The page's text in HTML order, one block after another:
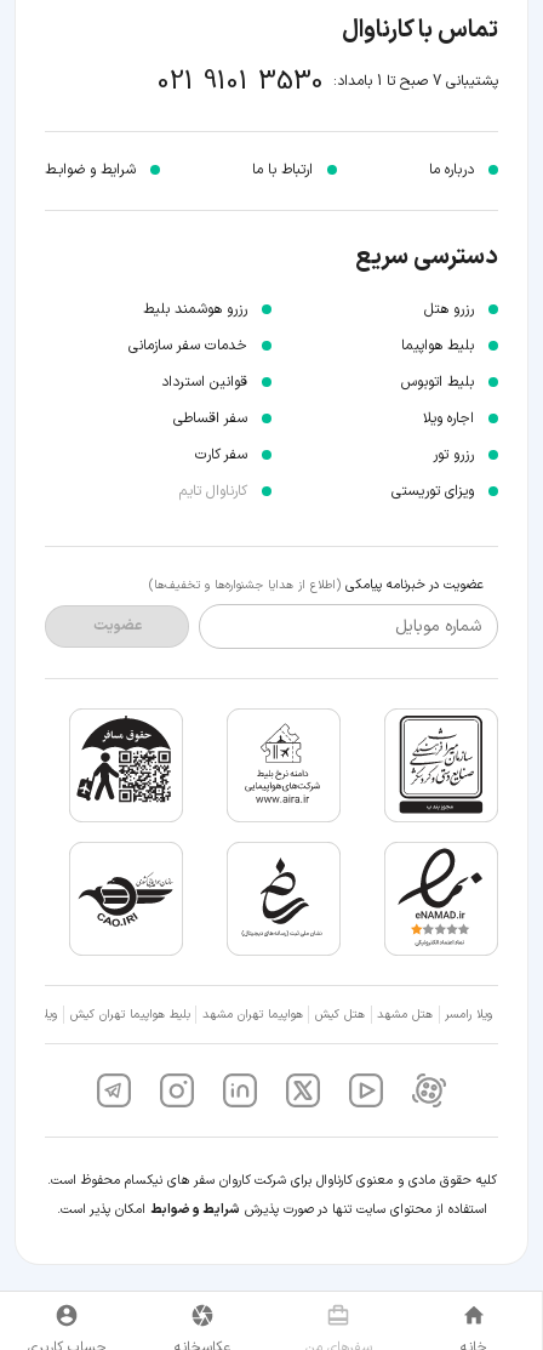
تماس با کارناوال
پشتیبانی 7 صبح تا 1 بامداد: 021 9101 3530
درباره ما ارتباط با ما شرایط و ضوابـط
دسترسی سریع
رزرو هتل
بلیط هواپیما
بلیط اتوبوس
اجاره ویلا
رزرو تور
ویزای توریستی
رزرو هوشمند بلیط
خدمات سفر سازمانی
قوانین استرداد
سفر اقساطی
سفر کارت
کارناوال تایم
عضویت در خبرنامه پیامکی (اطلاع از هدایا جشنواره‌ها و تخفیف‌ها)
شماره موبایل عضویت
ویلا رامسر هتل مشهد هتل کیش هواپیما تهران مشهد بلیط هواپیما تهران کیش ویلا شمال
کلیه حقوق مادی و معنوی کارناوال برای شرکت کاروان سفر های نیکسام محفوظ است.
استفاده از محتوای سایت تنها در صورت پذیرش شرایط و ضوابط امکان پذیر است.